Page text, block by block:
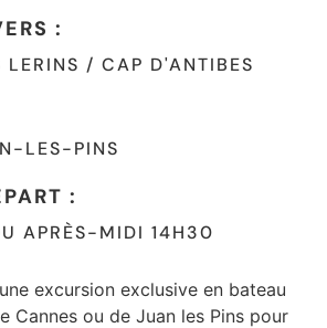
:
/ CAP D'ANTIBES
LES-PINS
:
APRÈS-MIDI 14H30
excursion exclusive en bateau
Cannes ou de Juan les Pins pour